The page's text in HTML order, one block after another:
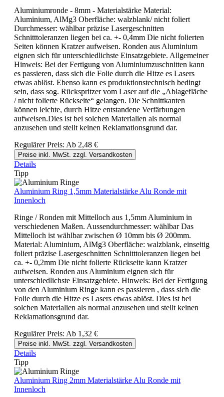
Aluminiumronde - 8mm - Materialstärke Material:
Aluminium, AlMg3 Oberfläche: walzblank/ nicht foliert
Durchmesser: wählbar präzise Lasergeschnitten
Schnitttoleranzen liegen bei ca. +- 0,4mm Die nicht folierten
Seiten können Kratzer aufweisen. Ronden aus Aluminium
eignen sich für unterschiedlichste Einsatzgebiete. Allgemeiner
Hinweis: Bei der Fertigung von Aluminiumzuschnitten kann
es passieren, dass sich die Folie durch die Hitze es Lasers
etwas ablöst. Ebenso kann es produktionstechnisch bedingt
sein, dass sog. Rückspritzer vom Laser auf die „Ablagefläche
/ nicht folierte Rückseite“ gelangen. Die Schnittkanten
können leichte, durch Hitze entstandene Verfärbungen
aufweisen.Dies ist bei solchen Materialien als normal
anzusehen und stellt keinen Reklamationsgrund dar.
Regulärer Preis: Ab 2,48 €
Preise inkl. MwSt. zzgl. Versandkosten
Details
Tipp
Aluminium Ring 1,5mm Materialstärke Alu Ronde mit
Innenloch
Ringe / Ronden mit Mittelloch aus 1,5mm Aluminium in
verschiedenen Maßen. Aussendurchmesser: wählbar Das
Mittelloch ist wählbar zwischen Ø 10mm bis Ø 200mm.
Material: Aluminium, AlMg3 Oberfläche: walzblank, einseitig
foliert präzise Lasergeschnitten Schnitttoleranzen liegen bei
ca. +- 0,2mm Die nicht folierte Rückseite kann Kratzer
aufweisen. Ronden aus Aluminium eignen sich für
unterschiedlichste Einsatzgebiete. Hinweis: Bei der Fertigung
von den Aluminium Ringe kann es passieren , dass sich die
Folie durch die Hitze es Lasers etwas ablöst. Dies ist bei
solchen Materialien als normal anzusehen und stellt keinen
Reklamationsgrund dar.
Regulärer Preis: Ab 1,32 €
Preise inkl. MwSt. zzgl. Versandkosten
Details
Tipp
Aluminium Ring 2mm Materialstärke Alu Ronde mit
Innenloch